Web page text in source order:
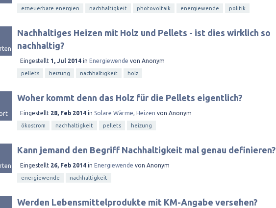
erneuerbare energien nachhaltigkeit photovoltaik energiewende politik
Nachhaltiges Heizen mit Holz und Pellets - ist dies wirklich so
nachhaltig?
Eingestellt 1, Jul 2014 in Energiewende von Anonym
pellets heizung nachhaltigkeit holz
Woher kommt denn das Holz für die Pellets eigentlich?
Eingestellt 28, Feb 2014 in Solare Wärme, Heizen von Anonym
ökostrom nachhaltigkeit pellets heizung
Kann jemand den Begriff Nachhaltigkeit mal genau definieren?
Eingestellt 26, Feb 2014 in Energiewende von Anonym
energiewende nachhaltigkeit
Werden Lebensmittelprodukte mit KM-Angabe versehen?